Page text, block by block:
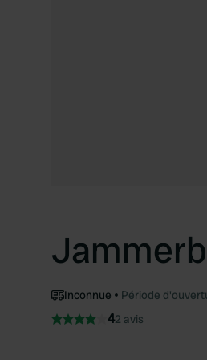
Inconnue Période
42 avis